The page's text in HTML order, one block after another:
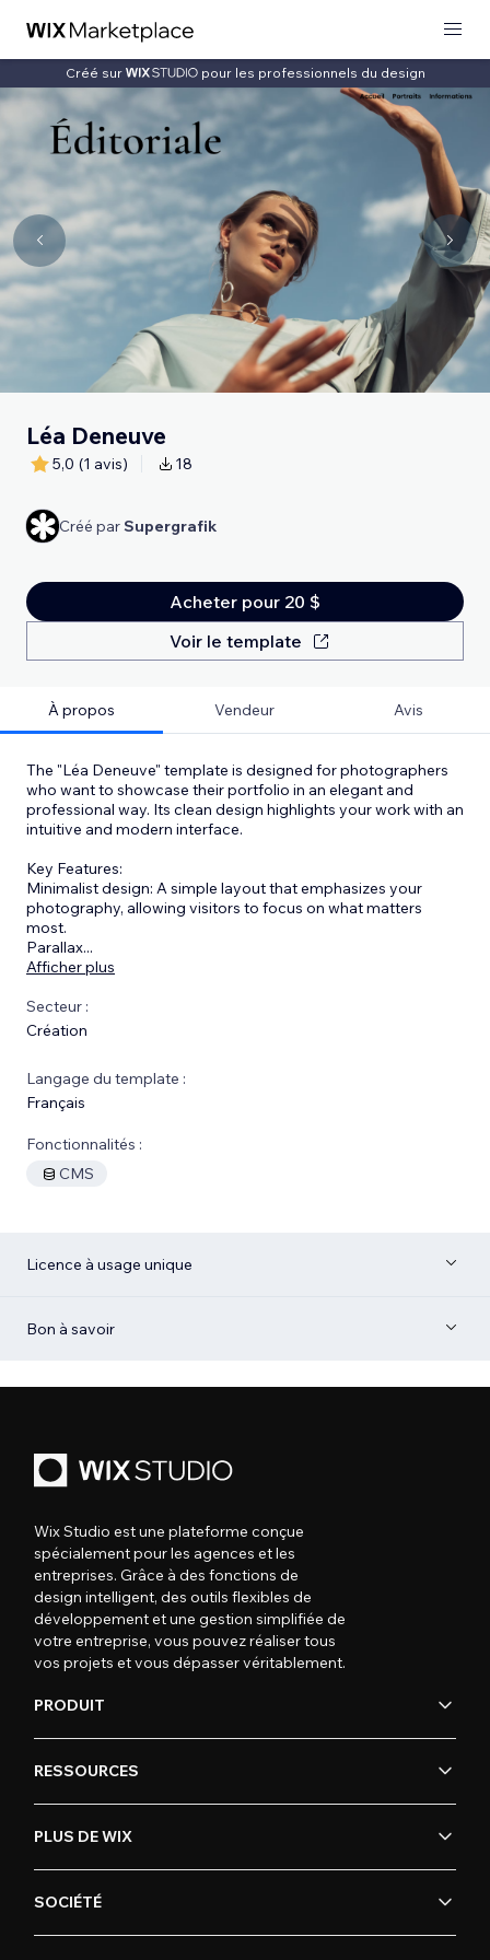
Créé sur pour les professionnels du design
Léa Deneuve
5,0 (1 avis) 18
Créé parSupergrafik
Acheter pour 20 $
Voir le template
À propos Vendeur Avis
The "Léa Deneuve" template is designed for photographers
who want to showcase their portfolio in an elegant and
professional way. Its clean design highlights your work with an
intuitive and modern interface.
Key Features:
Minimalist design: A simple layout that emphasizes your
photography, allowing visitors to focus on what matters
most.
Parallax...
Afficher plus
Secteur :
Création
Langage du template :
Français
Fonctionnalités :
CMS
Licence à usage unique
Bon à savoir
Wix Studio est une plateforme conçue
spécialement pour les agences et les
entreprises. Grâce à des fonctions de
design intelligent, des outils flexibles de
développement et une gestion simplifiée de
votre entreprise, vous pouvez réaliser tous
vos projets et vous dépasser véritablement.
PRODUIT
RESSOURCES
PLUS DE WIX
SOCIÉTÉ